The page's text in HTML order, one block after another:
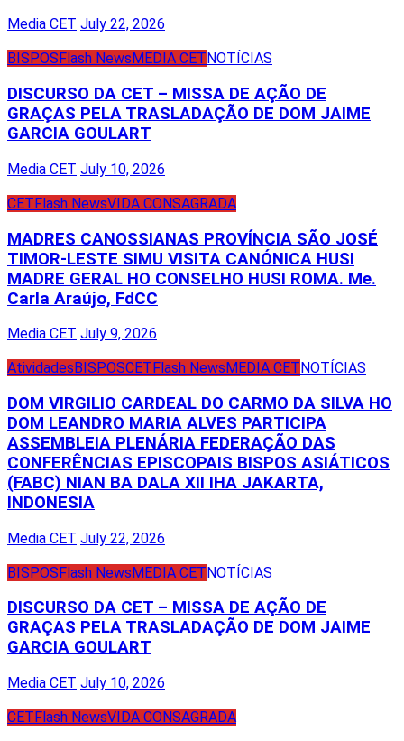
Media CET July 22, 2026
BISPOS Flash News MEDIA CET NOTÍCIAS
DISCURSO DA CET – MISSA DE AÇÃO DE
GRAÇAS PELA TRASLADAÇÃO DE DOM JAIME
GARCIA GOULART
Media CET July 10, 2026
CETFlash NewsVIDA CONSAGRADA
MADRES CANOSSIANAS PROVÍNCIA SÃO JOSÉ
TIMOR-LESTE SIMU VISITA CANÓNICA HUSI
MADRE GERAL HO CONSELHO HUSI ROMA. Me.
Carla Araújo, FdCC
Media CET July 9, 2026
Atividades BISPOSCET Flash News MEDIA CET NOTÍCIAS
DOM VIRGILIO CARDEAL DO CARMO DA SILVA HO
DOM LEANDRO MARIA ALVES PARTICIPA
ASSEMBLEIA PLENÁRIA FEDERAÇÃO DAS
CONFERÊNCIAS EPISCOPAIS BISPOS ASIÁTICOS
(FABC) NIAN BA DALA XII IHA JAKARTA,
INDONESIA
Media CET July 22, 2026
BISPOSFlash NewsMEDIA CETNOTÍCIAS
DISCURSO DA CET – MISSA DE AÇÃO DE
GRAÇAS PELA TRASLADAÇÃO DE DOM JAIME
GARCIA GOULART
Media CET July 10, 2026
CET Flash NewsVIDA CONSAGRADA